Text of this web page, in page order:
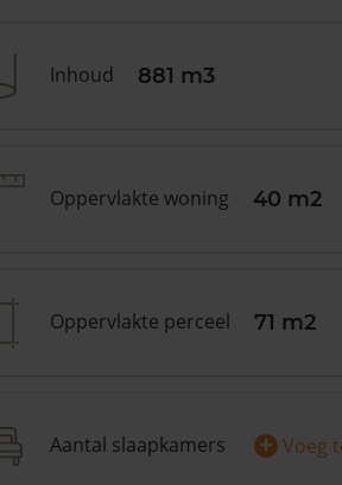
Inhoud 881 m3
Oppervlakte woning 40 m2
Oppervlakte perceel 71 m2
Aantal slaapkamers + Voeg